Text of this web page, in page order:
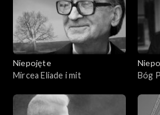
Niepojęte
Mircea Eliade i mit
Bóg